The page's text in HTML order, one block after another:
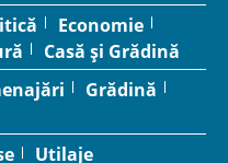
Economie
Casă și Grădină
Grădină
Utilaje